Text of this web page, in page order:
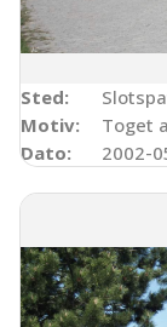
Sted:
Motiv:
Toget
Dato:
2002-